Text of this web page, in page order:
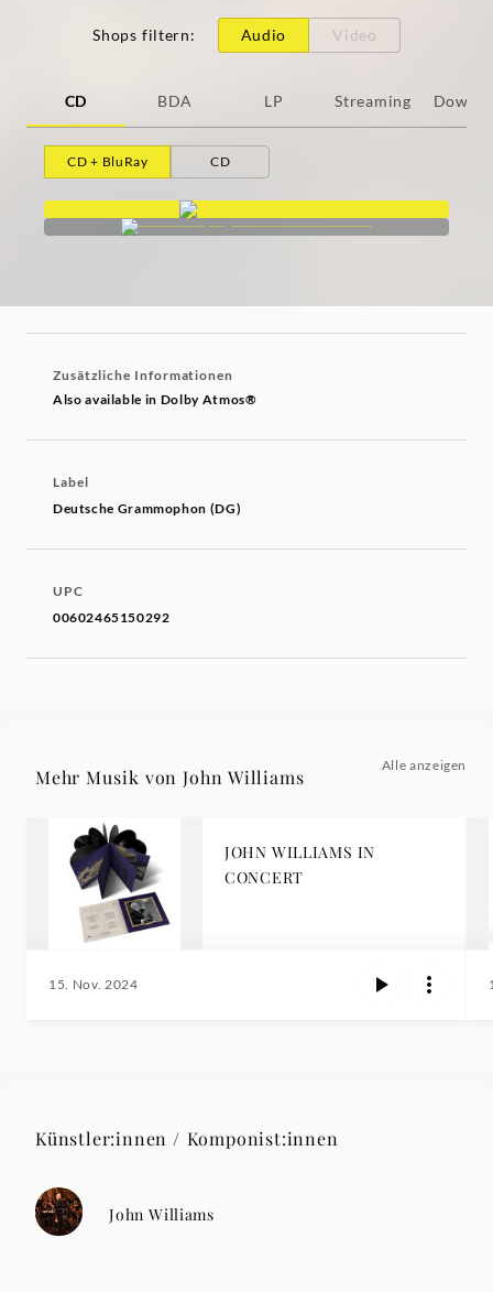
Shops filtern: Audio Video
CD BDA LP Streaming
CD + BluRay CD
Zusätzliche Informationen
Also available in Dolby Atmos®
Label
Deutsche Grammophon (DG)
UPC
00602465150292
Mehr Musik von John Williams
Alle anzeigen
JOHN WILLIAMS IN
CONCERT
15. Nov. 2024
Künstler:innen / Komponist:innen
John Williams